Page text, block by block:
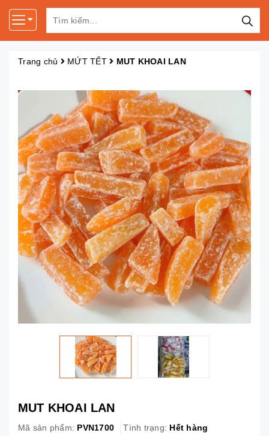
Trang chủ MỨT TẾT MUT KHOAI LAN
MUT KHOAI LAN
Mã sản phẩm: PVN1700 Tình trạng: Hết hàng